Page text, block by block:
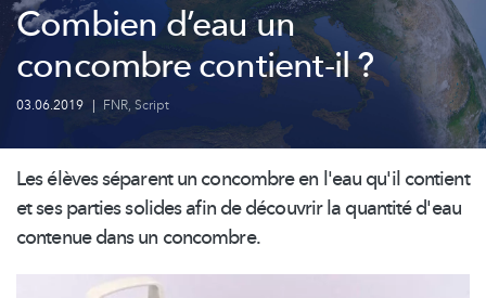
Combien d’eau un
concombre contient-il ?
03.06.2019 | FNR, Script
Les élèves séparent un concombre en l'eau qu'il contient
et ses parties solides afin de découvrir la quantité d'eau
contenue dans un concombre.